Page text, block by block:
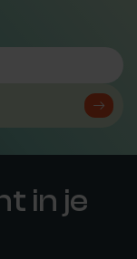
in je